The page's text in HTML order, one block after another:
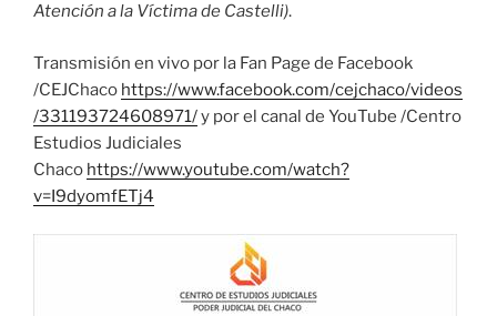
Atención a la Víctima de Castelli).
Transmisión en vivo por la Fan Page de Facebook
/CEJChaco https://www.facebook.com/cejchaco/videos
/331193724608971/y por el canal de YouTube /Centro
Estudios Judiciales
Chaco https://www.youtube.com/watch?
v=I9dyomfETj4